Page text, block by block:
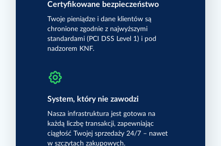
Certyfikowane bezpieczeństwo
Twoje pieniądze i dane klientów są
chronione zgodnie z najwyższymi
standardami (PCI DSS Level 1) i pod
nadzorem KNF.
System, który nie zawodzi
Nasza infrastruktura jest gotowa na
każdą liczbę transakcji, zapewniając
ciągłość Twojej sprzedaży 24/7 – nawet
w szczytach zakupowych.